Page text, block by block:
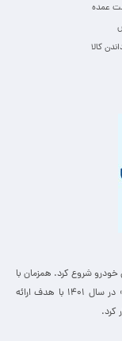
عمده
کالا
یدکی خودرو شروع کرد. همزمان با
رشد و توسعه فناوری در دنیای دیجیتال، گروه «کاروپارت» در سال ۱۴۰۱ با هدف ارائه
کرد.